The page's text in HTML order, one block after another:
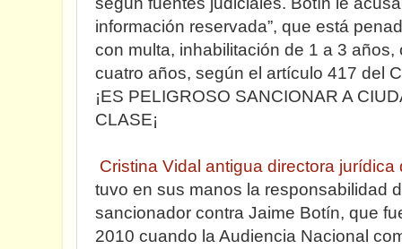
información reservada”, que está
con multa, inhabilitación de 1 a 3
cuatro años, según el artículo 417 del
¡ES PELIGROSO SANCIONAR A
CLASE¡
Cristina Vidal antigua directora
tuvo en sus manos la responsabilidad
sancionador contra Jaime Botín, que
2010 cuando la Audiencia Nacional